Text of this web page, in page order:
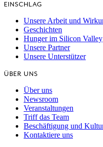
EINSCHLAG
Unsere Arbeit und
Geschichten
Hunger im Silicon Valley
Unsere Partner
Unsere Unterstützer
ÜBER UNS
Über uns
Newsroom
Veranstaltungen
Triff das Team
Beschäftigung und
Kontaktiere uns